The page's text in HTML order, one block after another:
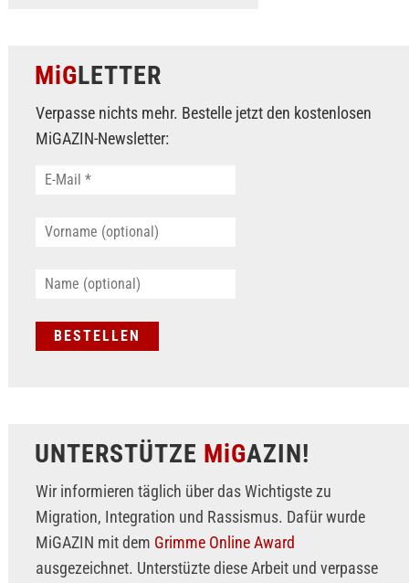
MiGLETTER
Verpasse nichts mehr. Bestelle jetzt den kostenlosen
MiGAZIN-Newsletter:
UNTERSTÜTZE MiGAZIN!
Wir informieren täglich über das Wichtigste zu
Migration, Integration und Rassismus. Dafür wurde
MiGAZIN mit dem Grimme Online Award
ausgezeichnet. Unterstüzte diese Arbeit und verpasse